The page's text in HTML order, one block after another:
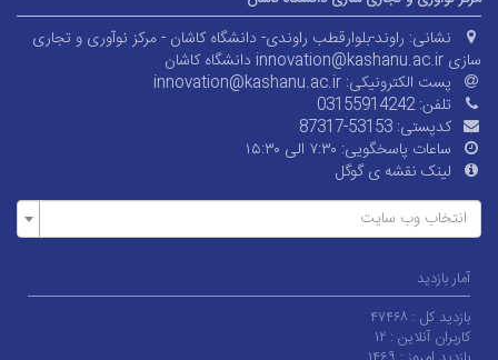
نشانی: راوند-بلوارقطب راوندی- دانشگاه کاشان - مرکز نوآوری و تجاری
سازی innovation@kashanu.ac.ir
دانشگاه کاشان
پست الکترونیکی: innovation@kashanu.ac.ir
تلفن:03155914242
کدپستی: 87317-53153
ساعات پاسخگویی: ۷:۳۰ الی ۱۵:۳۰
لینک نقشه ی گوگل
انتخاب وب سایت
آمار بازدید
بازدید کل : ۴۷۴۶۸
کاربران آنلاین : ۱۲